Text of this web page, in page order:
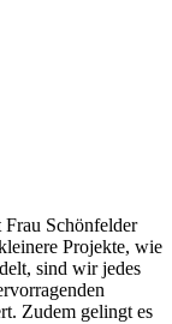
Schönfelder
Projekte, wie
sind wir jedes
Zudem gelingt es